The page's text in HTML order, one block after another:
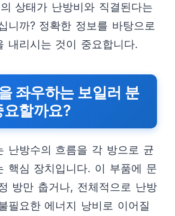
상태가 난방비와 직결된다는
니까? 정확한 정보를 바탕으로
내리시는 것이 중요합니다.
좌우하는 보일러 분
요할까요?
난방수의 흐름을 각 방으로 균
핵심 장치입니다. 이 부품에 문
방만 춥거나, 전체적으로 난방
필요한 에너지 낭비로 이어질